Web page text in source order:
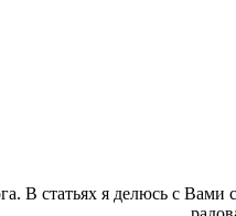
В статьях я делюсь с